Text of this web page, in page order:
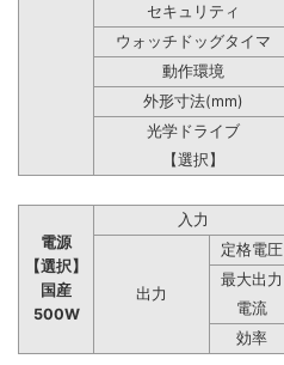
セキュリティ
ウォッチドッグタイマ
動作環境
外形寸法(mm)
光学ドライブ
【選択】
電源
【選択】
国産
500W
入力
出力
定格電圧
最大出力
電流
効率